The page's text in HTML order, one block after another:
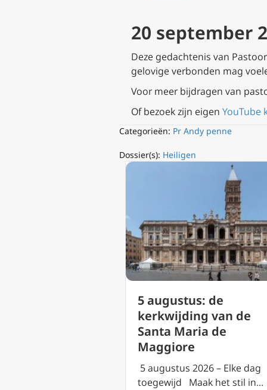
20 september
Deze gedachtenis van
gelovige verbonden mag
Voor meer bijdragen van
Of bezoek zijn eigen YouTube
Categorieën: Pr Andy penne
Dossier(s): Heiligen
5 augustus: de
kerkwijding van de
Santa Maria de
Maggiore
5 augustus 2026 – Elke dag
toegewijd Maak het stil in…